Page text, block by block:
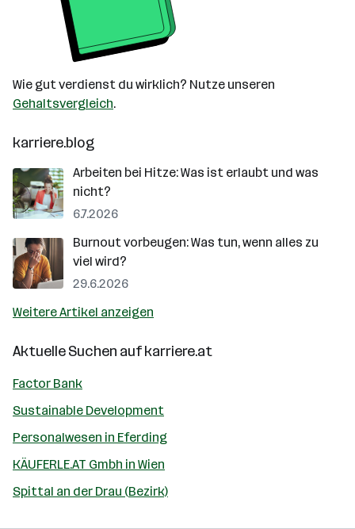
Wie gut verdienst du wirklich? Nutze unseren
Gehaltsvergleich.
karriere.blog
Arbeiten bei Hitze: Was ist erlaubt und was
nicht?
6.7.2026
Burnout vorbeugen: Was tun, wenn alles zu
viel wird?
29.6.2026
Weitere Artikel anzeigen
Aktuelle Suchen aufkarriere.at
Factor Bank
Sustainable Development
Personalwesen in Eferding
KÄUFERLE.AT Gmbh in Wien
Spittal an der Drau (Bezirk)